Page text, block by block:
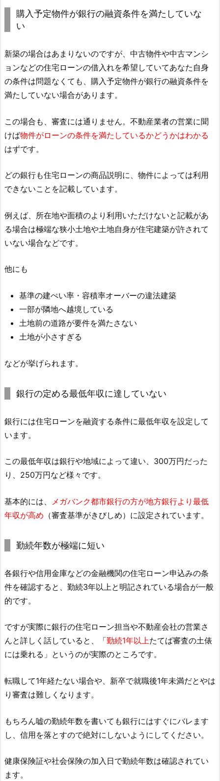
購入予定物件が銀行の融資条件を満たしていな
い
新築の場合はあまりないのですが、中古物件や中古マンシ
ョンなどの住宅ローンの借入れを希望していてあなた自身
の条件は問題なくても、購入予定物件が銀行の融資条件を
満たしていない場合があります。
この場合も、審査には通りません。不動産業者の営業に聞
けば物件がローンの条件を満たしているかどうかはわかる
はずです。
どの銀行も住宅ローンの商品説明に、物件によっては利用
できないことを記載しています。
例えば、所在地や面積のより利用いただけないと記載があ
る場合は極端な狭小土地や土地自身が住宅建築が許されて
いない場合などです。
他にも
基準の建ぺい率・容積率オーバーの違法建築
一部が隣地へ越境している
土地前の道路が要件を満たさない
土地が小さすぎる
などが挙げられます。
銀行の定める最低年収に達していない
銀行には住宅ローンを融資する条件に最低年収を設定して
います。
この最低年収は銀行や地域によって違い、300万円だった
り、250万円など様々です。
基本的には、
メガバンク都市銀行の方が地方銀行より最低
年収が高め （審査基準がきびしめ）に設定されています。
勤続年数が極端に短い
各銀行や信用金庫などの金融機関の住宅ローン申込みの条
件を確認すると、勤続3年以上と明記されている場合が一般
的です。
ですが実際に銀行の住宅ローン担当や不動産会社の営業さ
んと詳しく話していると、「勤続1年以上たてば審査の土俵
には乗れる」というのが実際のところです。
転職して1年経たない場合や、新卒で就職後1年未満だとやは
り審査は難しくなります。
もちろん嘘の勤続年数を書いても銀行にはすぐにバレます
し、信用を落とすので絶対にしないようにしてください。
健康保険証や社会保険の加入日で勤続年数は確認されてい
ます。